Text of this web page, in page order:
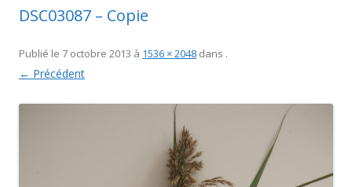
DSC03087 – Copie
Publié le 7 octobre 2013 à 1536 × 2048 dans .
← Précédent